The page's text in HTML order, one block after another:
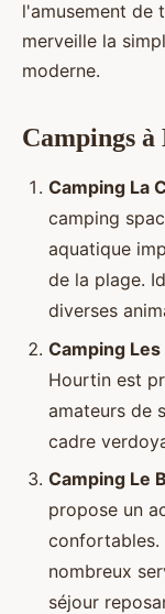
l'amusement de
merveille la
moderne.
Campings
Camping La
camping
aquatique
de la plage.
diverses
Camping
Hourtin est
amateurs de
cadre
Camping Le
propose un
confortables.
nombreux
séjour